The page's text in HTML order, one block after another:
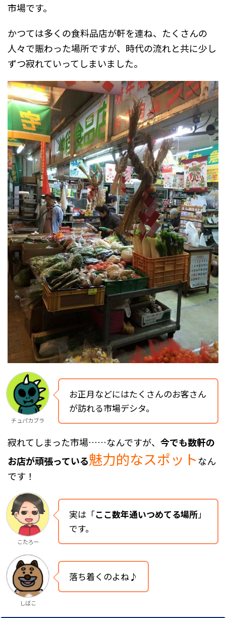
市場です。
かつては多くの食料品店が軒を連ね、たくさんの
人々で賑わった場所ですが、時代の流れと共に少し
ずつ寂れていってしまいました。
チュパカブラ
お正月などにはたくさんのお客さん
が訪れる市場デシタ。
寂れてしまった市場……なんですが、 今でも数軒の
お店が頑張っている魅力的なスポットなん
です！
こたろー
実は「ここ数年通いつめてる場所」
です。
しばこ
落ち着くのよね♪